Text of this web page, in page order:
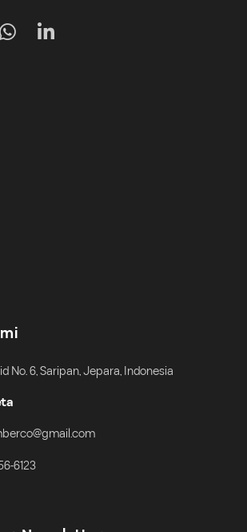
No. 6, Saripan, Jepara, Indonesia
6123